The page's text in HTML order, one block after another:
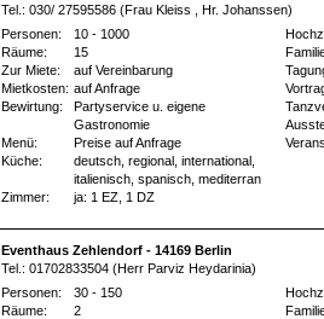
Tel.: 030/ 27595586 (Frau Kleiss , Hr. Johanssen)
Personen:
10 - 1000
Räume:
15
Zur Miete:
auf Vereinbarung
Mietkosten: auf Anfrage
Bewirtung:
Partyservice u. eigene
Gastronomie
Menü:
Preise auf Anfrage
Küche:
deutsch, regional, international,
italienisch, spanisch, mediterran
Zimmer:
ja: 1 EZ , 1 DZ
Eventhaus Zehlendorf - 14169 Berlin
Tel.: 01702833504 (Herr Parviz Heydarinia)
Personen:
30 - 150
Räume:
2